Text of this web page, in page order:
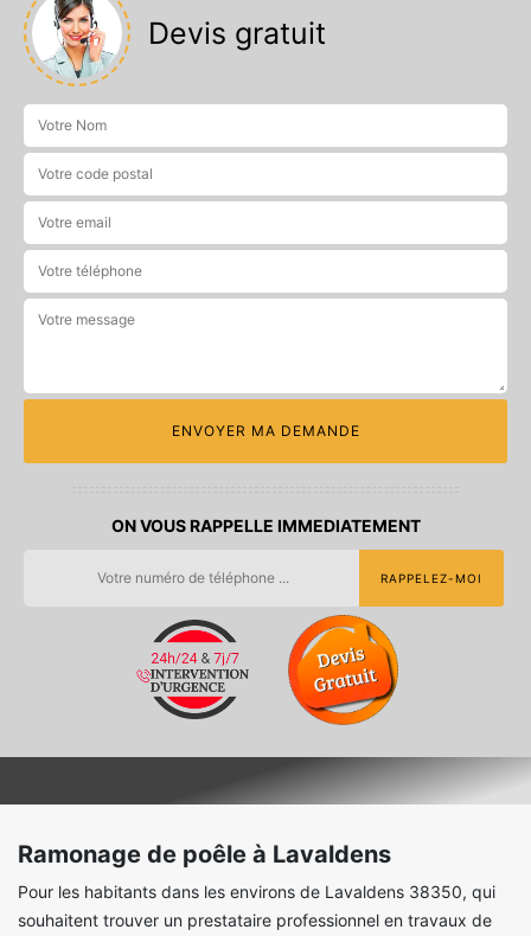
Devis gratuit
ON VOUS RAPPELLE IMMEDIATEMENT
Ramonage de poêle à Lavaldens
Pour les habitants dans les environs de Lavaldens 38350, qui
souhaitent trouver un prestataire professionnel en travaux de